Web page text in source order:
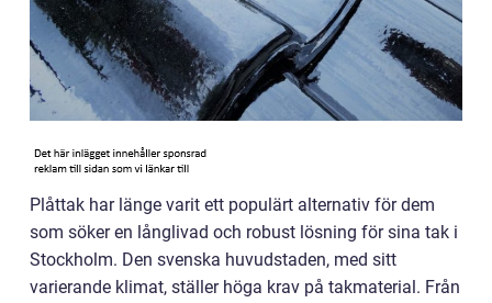
Plåttak har länge varit ett populärt alternativ för dem
som söker en långlivad och robust lösning för sina tak i
Stockholm. Den svenska huvudstaden, med sitt
varierande klimat, ställer höga krav på takmaterial. Från